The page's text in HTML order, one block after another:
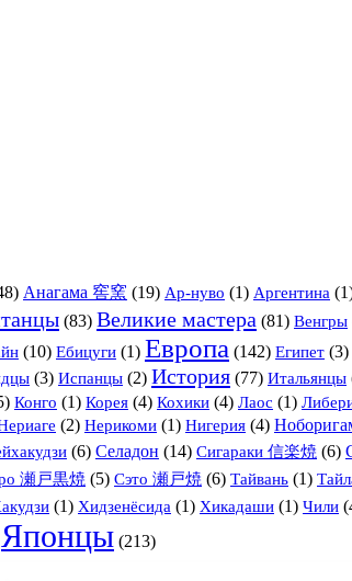
Анагама 窖窯 (19) Ар-нуво (1) Аргентина
(83) Великие мастера (81) Венгры
(10) Ебицуги (1) Европа (142) Египет (3)
(3) Испанцы (2) История (77) Итальянцы
Конго (1) Корея (4) Кохики (4) Лаос (1)
(2) Нерикоми (1) Нигерия (4)
(6) Селадон (14) Сигараки 信楽焼 (6)
瀬戸黒焼 (5) Сэто 瀬戸焼 (6) Тайвань (1)
(1) Хидзенёсида (1) Хикадаши (1) Чили
Японцы (213)